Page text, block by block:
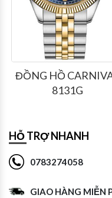
ĐỒNG HỒ
8131G
HỖ TRỢ NHANH
0783274058
GIAO HÀNG MIỄN